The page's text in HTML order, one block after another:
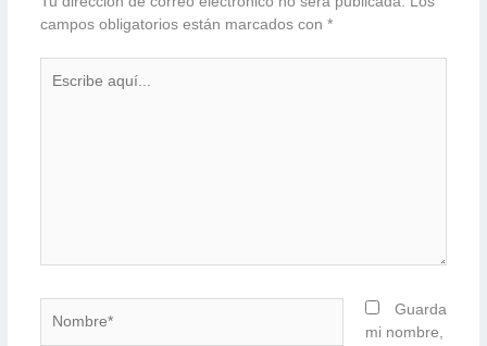
campos obligatorios están marcados con *
aquí...
Guarda
mi nombre,